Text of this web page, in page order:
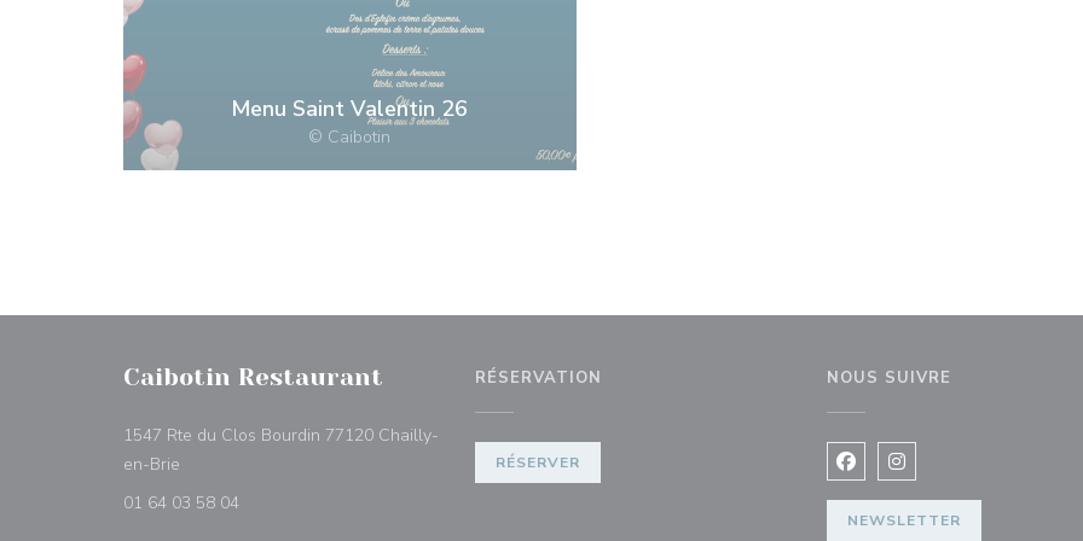
Menu Saint Valentin 26
© Caibotin
Caibotin Restaurant
1547 Rte du Clos Bourdin 77120 Chailly-
en-Brie
01 64 03 58 04
RÉSERVATION
RÉSERVER
NOUS SUIVRE
Facebook ((ouvre une
Instagram ((ouvre une
NEWSLETTER